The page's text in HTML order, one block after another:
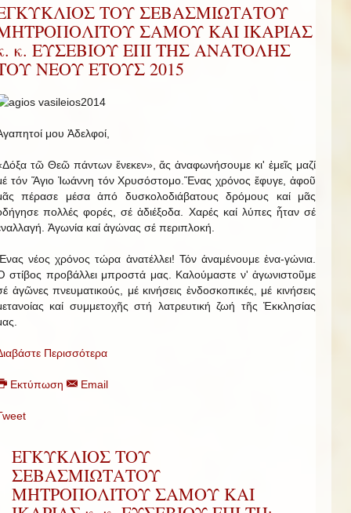
ΤΟΥ ΣΕΒΑΣΜΙΩΤΑΤΟΥ
ΣΑΜΟΥ ΚΑΙ ΙΚΑΡΙΑΣ
κ. ΕΥΣΕΒΙΟΥ ΕΠΙ ΤΗΣ ΑΝΑΤΟΛΗΣ
ΝΕΟΥ ΕΤΟΥΣ 2015
μου Ἀδελφοί,
τῶ Θεῶ πάντων ἕνεκεν», ἄς ἀναφωνήσουμε κι' ἐμεῖς μαζί
τόν Ἅγιο Ἰωάννη τόν Χρυσόστομο.Ἕνας χρόνος ἔφυγε, ἀφοῦ
πέρασε μέσα ἀπό δυσκολοδιάβατους δρόμους καί μᾶς
πολλές φορές, σέ ἀδιέξοδα. Χαρές καί λύπες ἦταν σέ
Ἀγωνία καί ἀγώνας σέ περιπλοκή.
νέος χρόνος τώρα ἀνατέλλει! Τόν ἀναμένουμε ἐνα-γώνια.
στίβος προβάλλει μπροστά μας. Καλούμαστε ν' ἀγωνιστοῦμε
ἀγῶνες πνευματικούς, μέ κινήσεις ἐνδοσκοπικές, μέ κινήσεις
καί συμμετοχῆς στή λατρευτική ζωή τῆς Ἐκκλησίας
Περισσότερα
Εκτύπωση Email
ΕΓΚΥΚΛΙΟΣ ΤΟΥ
ΣΕΒΑΣΜΙΩΤΑΤΟΥ
ΜΗΤΡΟΠΟΛΙΤΟΥ ΣΑΜΟΥ ΚΑΙ